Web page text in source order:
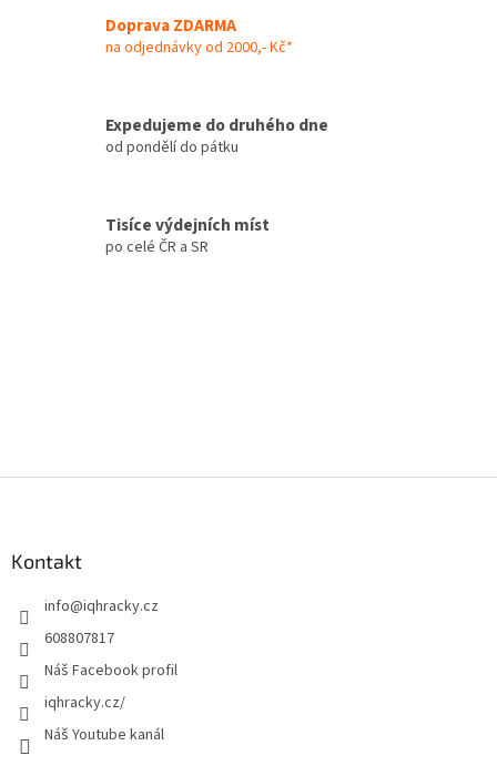
d
p
y
v
Doprava ZDARMA
na odjednávky od 2000,- Kč*
Expedujeme do druhého dne
od pondělí do pátku
Tisíce výdejních míst
po celé ČR a SR
Kontakt
info@iqhracky.cz
608807817
Náš Facebook profil
iqhracky.cz/
Náš Youtube kanál